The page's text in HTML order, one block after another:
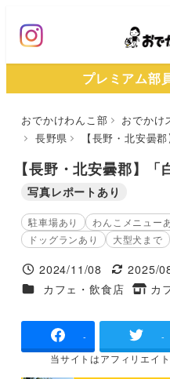
ン
プレミアム部
おでかけわんこ部 おでかけ
長野県
【長野・北安曇
【長野・北安曇郡】「
写真レポートあり
駐車場あり わんこメニュー
ドッグランあり
大型犬まで
投稿日
2024/11/08
更新日
2025/
施設ジャンル
カフェ・飲食店
タグ
カ
- -
当サイトはアフィリエイ